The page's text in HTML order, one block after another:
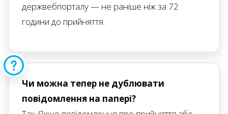
держвебпорталу — не раніше ніж за 72
години до прийняття.
Чи можна тепер не дублювати
повідомлення на папері?